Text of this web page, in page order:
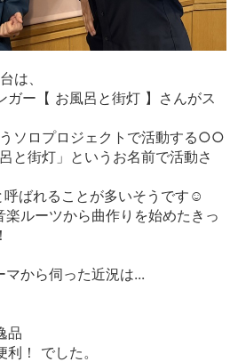
は、
ガー【 お風呂と街灯 】さんがス
ソロプロジェクトで活動する○○
と街灯」というお名前で活動さ
ばれることが多いそうです☺︎
楽ルーツから曲作りを始めたきっ
から伺った近況は...
品
利！ でした。